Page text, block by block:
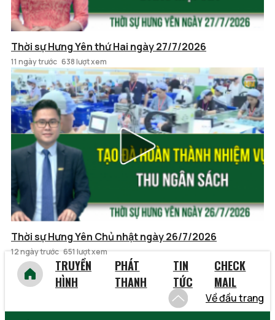
Thời sự Hưng Yên thứ Hai ngày 27/7/2026
11 ngày trước 638 lượt xem
Thời sự Hưng Yên Chủ nhật ngày 26/7/2026
12 ngày trước 651 lượt xem
TRUYỀN
HÌNH
PHÁT
THANH
TIN
TỨC
CHECK
MAIL
Về đầu trang